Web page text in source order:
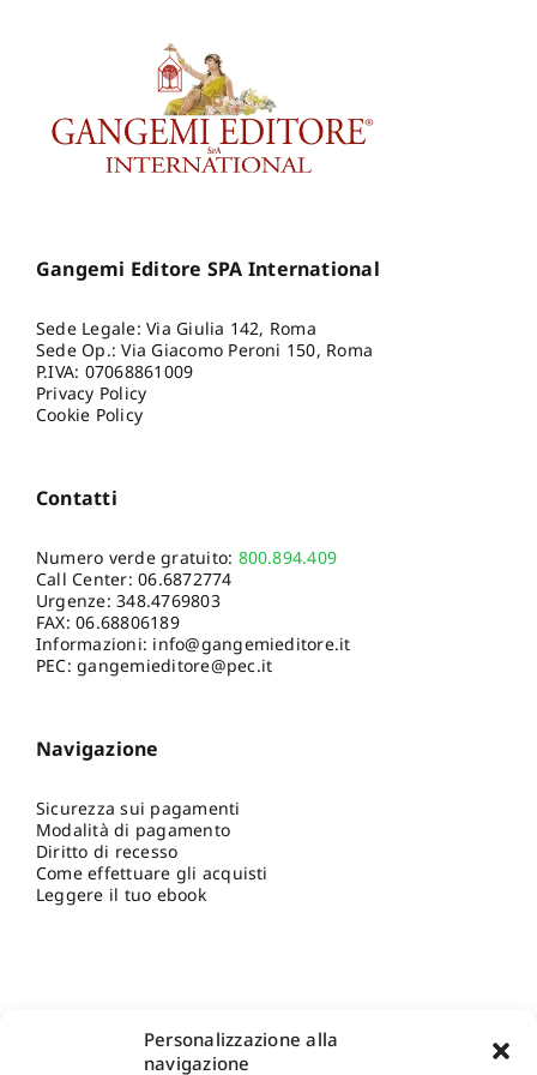
Personalizzazione alla
navigazione
Gangemi Editore SPA International
Sede Legale: Via Giulia 142, Roma
Sede Op.: Via Giacomo Peroni 150, Roma
P.IVA: 07068861009
Privacy Policy
Cookie Policy
Contatti
Numero verde gratuito: 800.894.409
Call Center:06.6872774
Urgenze:348.4769803
FAX: 06.68806189
Informazioni: info@gangemieditore.it
PEC: gangemieditore@pec.it
Navigazione
Sicurezza sui pagamenti
Modalità di pagamento
Diritto di recesso
Come effettuare gli acquisti
Leggere il tuo ebook